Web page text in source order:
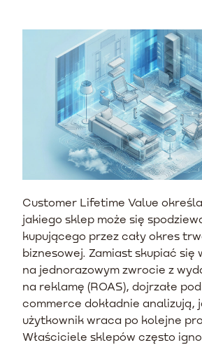
Customer Lifetime Value
jakiego sklep może się
kupującego przez cały okres
biznesowej. Zamiast skupiać się
na jednorazowym zwrocie z
na reklamę (ROAS), dojrzałe
commerce dokładnie analizują,
użytkownik wraca po kolejne
Właściciele sklepów często